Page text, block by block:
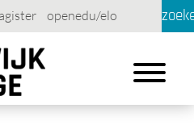
openedu/elo
printen
Toggle